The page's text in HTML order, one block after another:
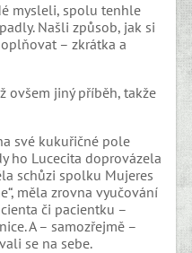
mysleli, spolu tenhle
Našli způsob, jak si
– zkrátka a
ovšem jiný příběh, takže
své kukuřičné pole
ho Lucecita doprovázela
schůzi spolku Mujeres
měla zrovna vyučování
či pacientku –
A – samozřejmě –
se na sebe.